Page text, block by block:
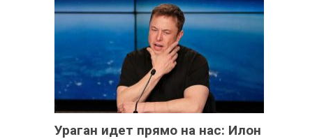
Ураган идет прямо на нас: Илон